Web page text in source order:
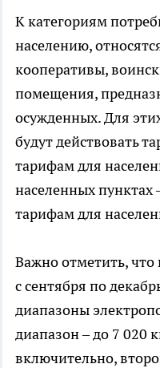
К категориям
населению,
кооперативы,
помещения,
осужденных. Для
будут действовать
тарифам для
населенных
тарифам для
Важно отметить,
с сентября по
диапазоны
диапазон – до 7 020
включительно,